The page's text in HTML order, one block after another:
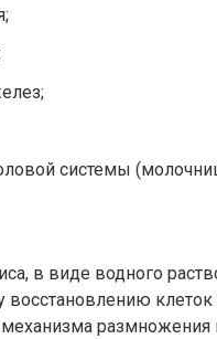
системы
в виде водного
восстановлению клеток
размножения